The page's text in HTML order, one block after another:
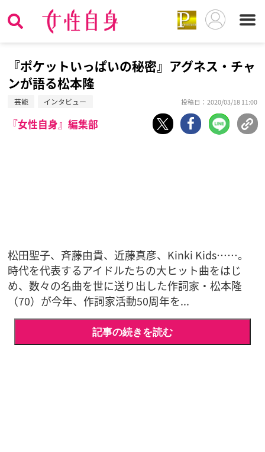
『ポケットいっぱいの秘密』アグネス・チャ
ンが語る松本隆
芸能 インタビュー 投稿日：2020/03/18 11:00
『女性自身』編集部
松田聖子、斉藤由貴、近藤真彦、Kinki Kids……。
時代を代表するアイドルたちの大ヒット曲をはじ
め、数々の名曲を世に送り出した作詞家・松本隆
（70）が今年、作詞家活動50周年を...
記事の続きを読む